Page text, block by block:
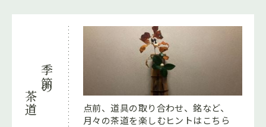
季節の
茶道
点前、道具の取り合わせ、銘など、
月々の茶道を楽しむヒントはこちら